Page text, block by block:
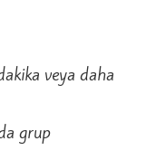
veya daha
grup